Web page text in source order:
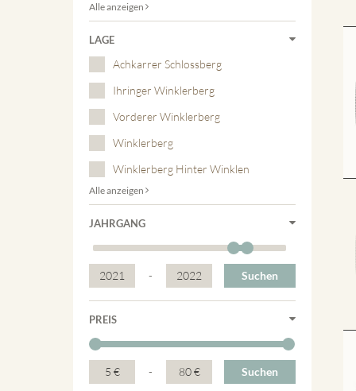
Alle anzeigen
LAGE
Achkarrer Schlossberg
Ihringer Winklerberg
Vorderer Winklerberg
Winklerberg
Winklerberg Hinter Winklen
Alle anzeigen
JAHRGANG
2021 - 2022 Suchen
PREIS
5 € - 80 € Suchen